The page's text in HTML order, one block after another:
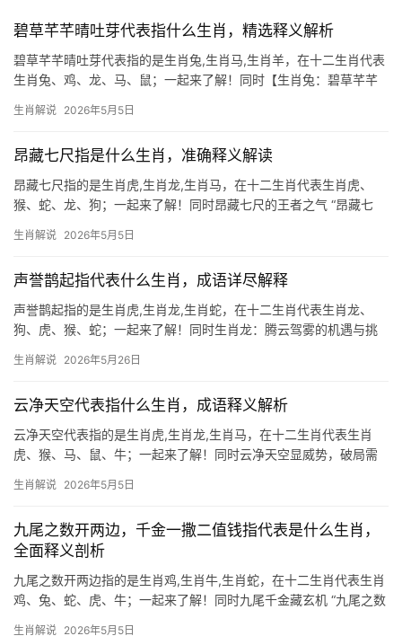
碧草芊芊晴吐芽代表指什么生肖，精选释义解析
碧草芊芊晴吐芽代表指的是生肖兔,生肖马,生肖羊，在十二生肖代表
生肖兔、鸡、龙、马、鼠；一起来了解！同时【生肖兔：碧草芊芊
润与生机，2026年对属兔者而言，是吉凶交织之年，29岁至51岁群
生肖解说 2026年5月5日
昂藏七尺指是什么生肖，准确释义解读
昂藏七尺指的是生肖虎,生肖龙,生肖马，在十二生肖代表生肖虎、
猴、蛇、龙、狗；一起来了解！同时昂藏七尺的王者之气 “昂藏七
最能契合这一形象，虎为百兽之王，天生带有不怒自威的气场，古
生肖解说 2026年5月5日
声誉鹊起指代表什么生肖，成语详尽解释
声誉鹊起指的是生肖虎,生肖龙,生肖蛇，在十二生肖代表生肖龙、
狗、虎、猴、蛇；一起来了解！同时生肖龙：腾云驾雾的机遇与挑
“剑锋煞”的锋芒，事业上，29岁至51岁的龙人将迎来“鲤鱼跃龙门”之
生肖解说 2026年5月26日
云净天空代表指什么生肖，成语释义解析
云净天空代表指的是生肖虎,生肖龙,生肖马，在十二生肖代表生肖
虎、猴、马、鼠、牛；一起来了解！同时云净天空显威势，破局需
中，生肖虎最得其神韵，虎踞山林，天生傲骨，恰似拨云见日后的
生肖解说 2026年5月5日
九尾之数开两边，千金一撒二值钱指代表是什么生肖，
全面释义剖析
九尾之数开两边指的是生肖鸡,生肖牛,生肖蛇，在十二生肖代表生肖
鸡、兔、蛇、虎、牛；一起来了解！同时九尾千金藏玄机 “九尾之数
生肖解说 2026年5月5日